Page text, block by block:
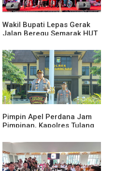
Wakil Bupati Lepas Gerak
Jalan Beregu Semarak HUT
Pimpin Apel Perdana Jam
Pimpinan, Kapolres Tulang
dan Penekanan Pada
Personil